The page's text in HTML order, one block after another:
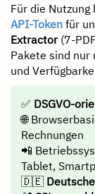
Für die
API-Token für
Extractor(7-
Pakete sind nur
und
✅ DSGVO-
🌐
Rechnungen
📲
Tablet,
🇩🇪